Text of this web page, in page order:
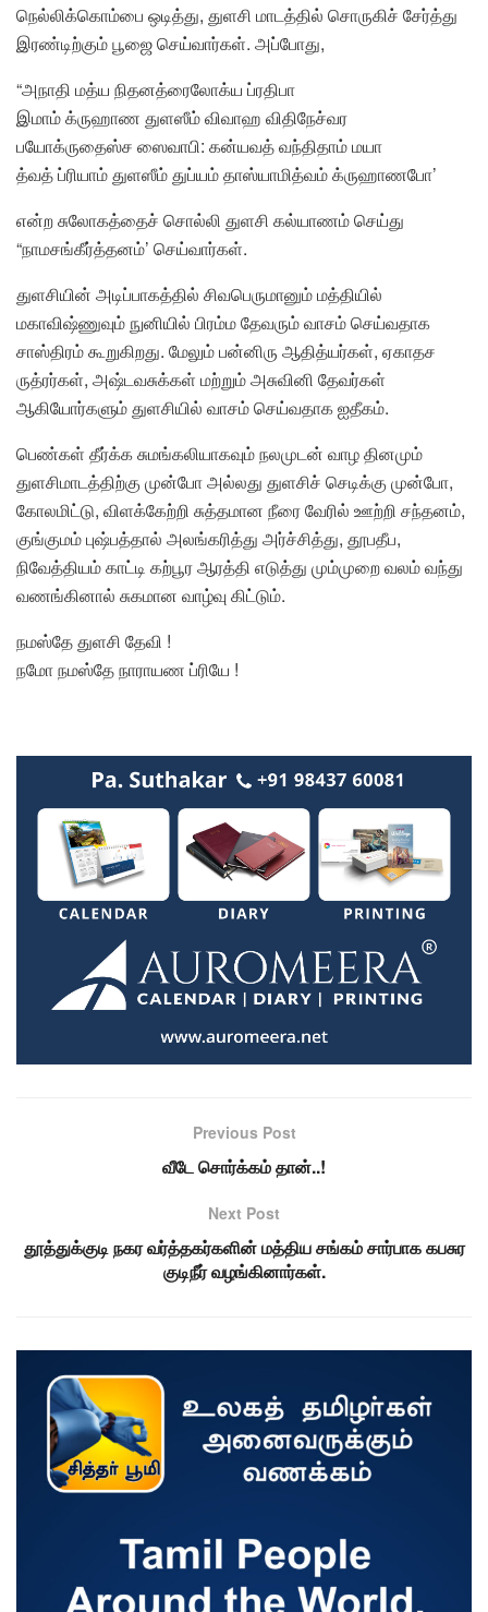
நெல்லிக்கொம்பை ஒடித்து, துளசி மாடத்தில் சொருகிச் சேர்த்து
இரண்டிற்கும் பூஜை செய்வார்கள். அப்போது,
“அநாதி மத்ய நிதனத்ரைலோக்ய ப்ரதிபா
இமாம் க்ருஹாண துளஸீம் விவாஹ விதிநேச்வர
பயோக்ருதைஸ்ச ஸைவாபி: கன்யவத் வந்திதாம் மயா
த்வத் ப்ரியாம் துளஸீம் துப்யம் தாஸ்யாமித்வம் க்ருஹாணபோ’
என்ற சுலோகத்தைச் சொல்லி துளசி கல்யாணம் செய்து
“நாமசங்கீர்த்தனம்’ செய்வார்கள்.
துளசியின் அடிப்பாகத்தில் சிவபெருமானும் மத்தியில்
மகாவிஷ்ணுவும் நுனியில் பிரம்ம தேவரும் வாசம் செய்வதாக
சாஸ்திரம் கூறுகிறது. மேலும் பன்னிரு ஆதித்யர்கள், ஏகாதச
ருத்ரர்கள், அஷ்டவசுக்கள் மற்றும் அசுவினி தேவர்கள்
ஆகியோர்களும் துளசியில் வாசம் செய்வதாக ஐதீகம்.
பெண்கள் தீர்க்க சுமங்கலியாகவும் நலமுடன் வாழ தினமும்
துளசிமாடத்திற்கு முன்போ அல்லது துளசிச் செடிக்கு முன்போ,
கோலமிட்டு, விளக்கேற்றி சுத்தமான நீரை வேரில் ஊற்றி சந்தனம்,
குங்குமம் புஷ்பத்தால் அலங்கரித்து அர்ச்சித்து, தூபதீப,
நிவேத்தியம் காட்டி கற்பூர ஆரத்தி எடுத்து மும்முறை வலம் வந்து
வணங்கினால் சுகமான வாழ்வு கிட்டும்.
நமஸ்தே துளசி தேவி !
நமோ நமஸ்தே நாராயண ப்ரியே !
Previous Post
வீடே சொர்க்கம் தான்..!
Next Post
தூத்துக்குடி நகர வர்த்தகர்களின் மத்திய சங்கம் சார்பாக கபசுர
குடிநீர் வழங்கினார்கள்.